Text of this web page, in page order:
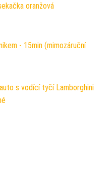
oranžová
- 15min (mimozáruční
s vodící tyčí Lamborghini